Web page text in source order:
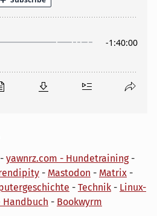
yawnrz.com - Hundetraining-
- Mastodon - Matrix -
- Technik - Linux-
Handbuch - Bookwyrm